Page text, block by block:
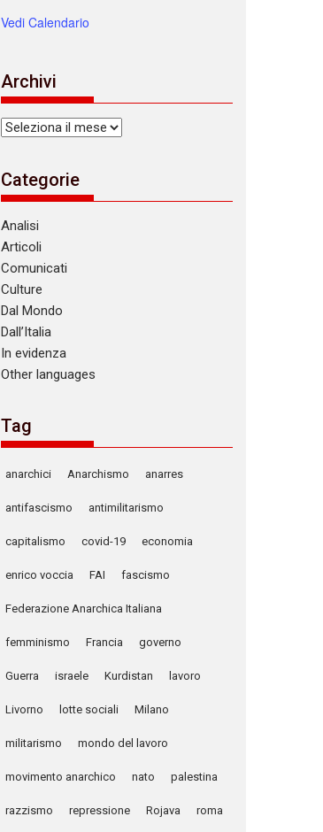
Vedi Calendario
Archivi
Archivi
Categorie
Analisi
Articoli
Comunicati
Culture
Dal Mondo
Dall’Italia
In evidenza
Other languages
Tag
anarchici Anarchismo anarres
antifascismo antimilitarismo
capitalismo covid-19 economia
enrico voccia FAI fascismo
Federazione Anarchica Italiana
femminismo Francia governo
Guerra israele Kurdistan lavoro
Livorno lotte sociali Milano
militarismo mondo del lavoro
movimento anarchico nato palestina
razzismo repressione Rojava roma